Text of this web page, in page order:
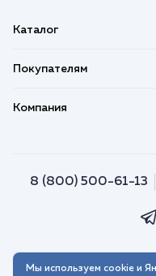
Каталог
Покупателям
Компания
8 (800) 500-61-13
Мы используем cookie и